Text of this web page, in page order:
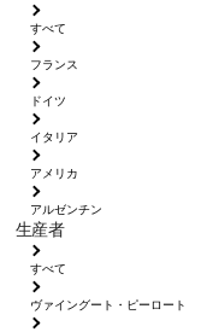
すべて
フランス
ドイツ
イタリア
アメリカ
アルゼンチン
生産者
すべて
ヴァイングート・ピーロート